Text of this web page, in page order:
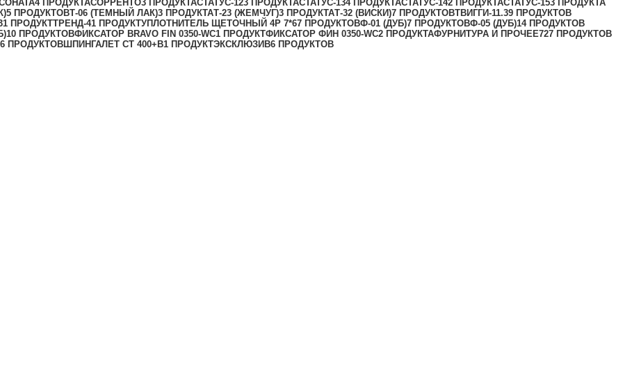
4 ПРОДУКТАСОРРЕНТО3 ПРОДУКТАСТАТУС-123 ПРОДУКТАСТАТУС-134 ПРОДУКТАСТАТУС-142 ПРОДУКТАСТАТУС-153 ПРОДУКТА
5 ПРОДУКТОВТ-06 (ТЕМНЫЙ ЛАК)3 ПРОДУКТАТ-23 (ЖЕМЧУГ)3 ПРОДУКТАТ-32 (ВИСКИ)7 ПРОДУКТОВТВИГГИ-11.39 ПРОДУКТОВ
1 ПРОДУКТТРЕНД-41 ПРОДУКТУПЛОТНИТЕЛЬ ЩЕТОЧНЫЙ 4Р 7*67 ПРОДУКТОВФ-01 (ДУБ)7 ПРОДУКТОВФ-05 (ДУБ)14 ПРОДУКТОВ
10 ПРОДУКТОВФИКСАТОР BRAVO FIN 0350-WC1 ПРОДУКТФИКСАТОР ФИН 0350-WC2 ПРОДУКТАФУРНИТУРА И ПРОЧЕЕ727 ПРОДУКТОВ
6 ПРОДУКТОВШПИНГАЛЕТ СТ 400+B1 ПРОДУКТЭКСКЛЮЗИВ6 ПРОДУКТОВ